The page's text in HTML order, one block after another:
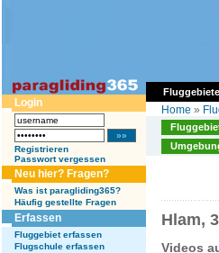
Fluggebiete
Login
Registrieren
Passwort vergessen
Neu hier? Fragen?
Was ist paragliding365?
Häufig gestellte Fragen
Erfassen
Fluggebiet erfassen
Flugschule erfassen
Home »
Hlam,
Videos